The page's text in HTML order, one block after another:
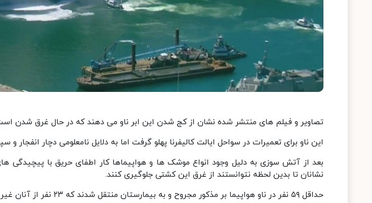
تصاویر و فیلم های منتشر شده نشان از کج شدن این ابر ناو می دهند که در حال غرق شدن
این ناو برای تعمیرات در سواحل ایالت کالیفرنا پهلو گرفت اما به دلایل نامعلومی دچار
بعد از آتش سوزی به دلیل وجود انواع موشک ها و هواپیماها کار اطفای حریق با پیچیدگی
نشانان تا بدین لحظه نتوانستند از غرق این کشتی جلوگیری کنند.
حداقل ۵۹ نفر در ناو هواپیما بر مذکور مجروح و به بیمارستان منتقل شدند که ۲۳ نفر از آنان غیر نظامی بودند.